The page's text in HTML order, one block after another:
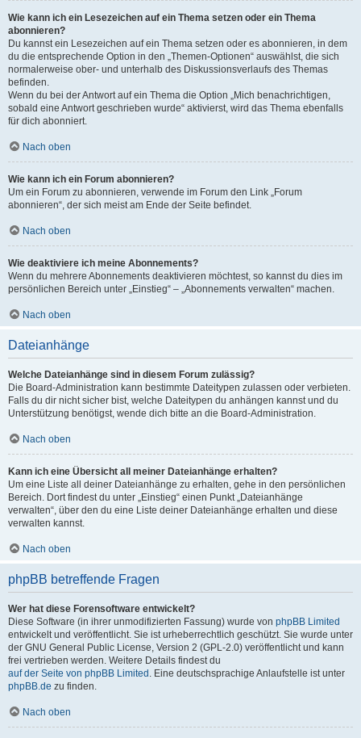
Wie kann ich ein Lesezeichen auf ein Thema setzen oder ein Thema
abonnieren?
Du kannst ein Lesezeichen auf ein Thema setzen oder es abonnieren, in dem
du die entsprechende Option in den „Themen-Optionen“ auswählst, die sich
normalerweise ober- und unterhalb des Diskussionsverlaufs des Themas
befinden.
Wenn du bei der Antwort auf ein Thema die Option „Mich benachrichtigen,
sobald eine Antwort geschrieben wurde“ aktivierst, wird das Thema ebenfalls
für dich abonniert.
Nach oben
Wie kann ich ein Forum abonnieren?
Um ein Forum zu abonnieren, verwende im Forum den Link „Forum
abonnieren“, der sich meist am Ende der Seite befindet.
Nach oben
Wie deaktiviere ich meine Abonnements?
Wenn du mehrere Abonnements deaktivieren möchtest, so kannst du dies im
persönlichen Bereich unter „Einstieg“ – „Abonnements verwalten“ machen.
Nach oben
Dateianhänge
Welche Dateianhänge sind in diesem Forum zulässig?
Die Board-Administration kann bestimmte Dateitypen zulassen oder verbieten.
Falls du dir nicht sicher bist, welche Dateitypen du anhängen kannst und du
Unterstützung benötigst, wende dich bitte an die Board-Administration.
Nach oben
Kann ich eine Übersicht all meiner Dateianhänge erhalten?
Um eine Liste all deiner Dateianhänge zu erhalten, gehe in den persönlichen
Bereich. Dort findest du unter „Einstieg“ einen Punkt „Dateianhänge
verwalten“, über den du eine Liste deiner Dateianhänge erhalten und diese
verwalten kannst.
Nach oben
phpBB betreffende Fragen
Wer hat diese Forensoftware entwickelt?
Diese Software (in ihrer unmodifizierten Fassung) wurde von phpBB Limited
entwickelt und veröffentlicht. Sie ist urheberrechtlich geschützt. Sie wurde unter
der GNU General Public License, Version 2 (GPL-2.0) veröffentlicht und kann
frei vertrieben werden. Weitere Details findest du
auf der Seite von phpBB Limited . Eine deutschsprachige Anlaufstelle ist unter
phpBB.de zu finden.
Nach oben